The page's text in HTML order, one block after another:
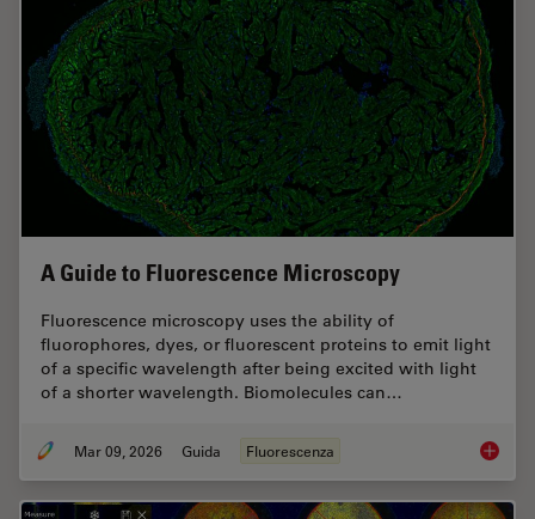
A Guide to Fluorescence Microscopy
Fluorescence microscopy uses the ability of
fluorophores, dyes, or fluorescent proteins to emit light
of a specific wavelength after being excited with light
of a shorter wavelength. Biomolecules can…
Mar 09, 2026 Guida Fluorescenza A